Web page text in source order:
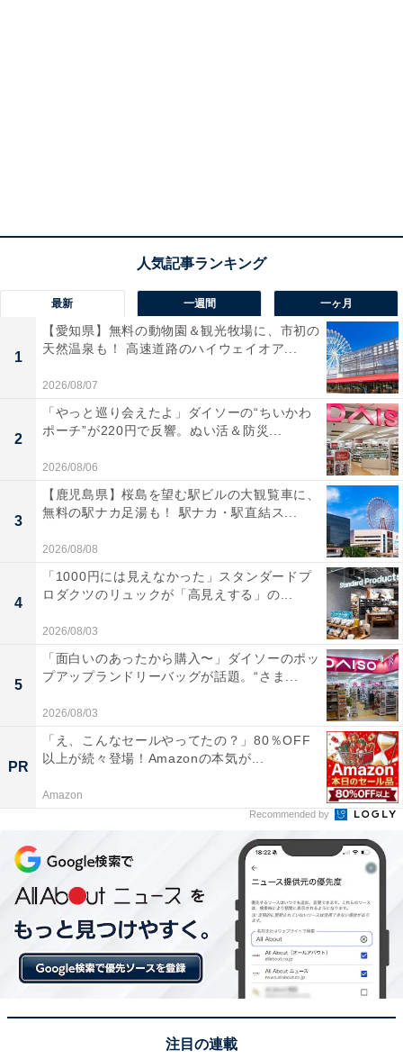
最新 一週間 一ヶ月
1
【愛知県】無料の動物園＆観光牧場に、市初の
天然温泉も！ 高速道路のハイウェイオア...
2026/08/07
2
「やっと巡り会えたよ」ダイソーの“ちいかわ
ポーチ”が220円で反響。ぬい活＆防災...
2026/08/06
3
【鹿児島県】桜島を望む駅ビルの大観覧車に、
無料の駅ナカ足湯も！ 駅ナカ・駅直結ス...
2026/08/08
4
「1000円には見えなかった」スタンダードプ
ロダクツのリュックが「高見えする」の...
2026/08/03
5
「面白いのあったから購入〜」ダイソーのポッ
プアップランドリーバッグが話題。“さま...
2026/08/03
PR
「え、こんなセールやってたの？」80％OFF
以上が続々登場！Amazonの本気が...
Amazon
Recommended by
注目の連載